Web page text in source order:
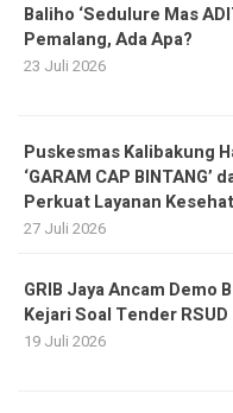
Baliho ‘Sedulure Mas
Pemalang, Ada Apa?
23 Juli 2026
Puskesmas Kalibakung
‘GARAM CAP BINTANG’
Perkuat Layanan
27 Juli 2026
GRIB Jaya Ancam Demo
Kejari Soal Tender
19 Juli 2026